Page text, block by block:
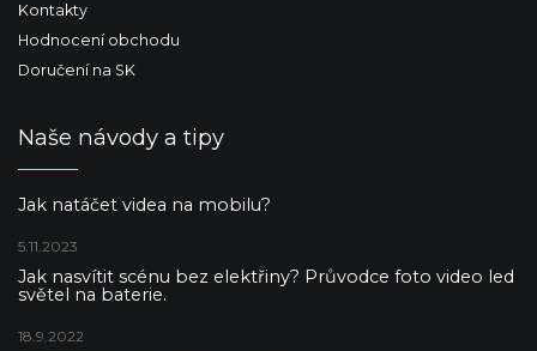
Kontakty
Hodnocení obchodu
Doručení na SK
Naše návody a tipy
Jak natáčet videa na mobilu?
5.11.2023
Jak nasvítit scénu bez elektřiny? Průvodce foto video led
světel na baterie.
18.9.2022